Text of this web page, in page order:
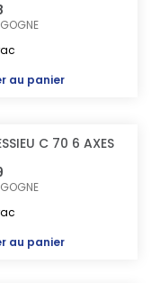
au panier
C 70 6 AXES
au panier